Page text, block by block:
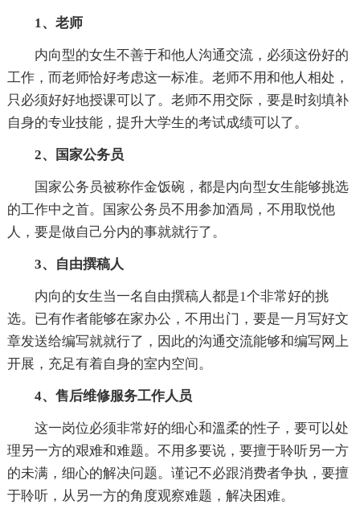
1、老师
内向型的女生不善于和他人沟通交流，必须这份好的
工作，而老师恰好考虑这一标准。老师不用和他人相处，
只必须好好地授课可以了。老师不用交际，要是时刻填补
自身的专业技能，提升大学生的考试成绩可以了。
2、国家公务员
国家公务员被称作金饭碗，都是内向型女生能够挑选
的工作中之首。国家公务员不用参加酒局，不用取悦他
人，要是做自己分内的事就就行了。
3、自由撰稿人
内向的女生当一名自由撰稿人都是1个非常好的挑
选。已有作者能够在家办公，不用出门，要是一月写好文
章发送给编写就就行了，因此的沟通交流能够和编写网上
开展，充足有着自身的室内空间。
4、售后维修服务工作人员
这一岗位必须非常好的细心和溫柔的性子，要可以处
理另一方的艰难和难题。不用多要说，要擅于聆听另一方
的未满，细心的解决问题。谨记不必跟消费者争执，要擅
于聆听，从另一方的角度观察难题，解决困难。